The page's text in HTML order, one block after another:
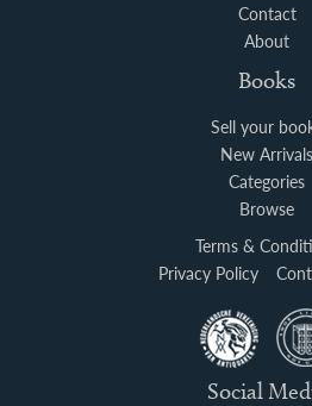
Contact
About
Books
Sell your
New Arrivals
Categories
Browse
Terms &
Privacy Policy
Social